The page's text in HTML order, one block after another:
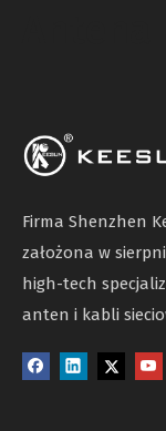
Firma Shenzhen
założona w
high-tech
anten i kabli